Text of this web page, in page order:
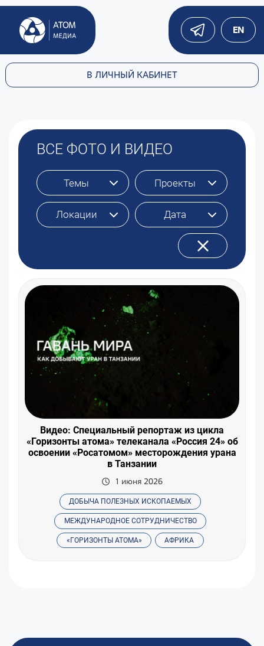
EN
В ЛИЧНЫЙ КАБИНЕТ
ВСЕ ФОТО И ВИДЕО
Темы Проекты
Локации Дата
Видео: Специальный репортаж из цикла
«Горизонты атома» телеканала «Россия 24» об
освоении «Росатомом» месторождения урана
в Танзании
1 июня 2026
ДОБЫЧА ПОЛЕЗНЫХ ИСКОПАЕМЫХ
МЕЖДУНАРОДНОЕ СОТРУДНИЧЕСТВО
«ГОРИЗОНТЫ АТОМА» АФРИКА